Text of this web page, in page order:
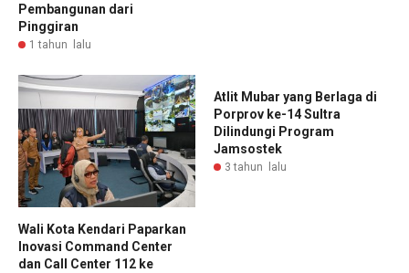
Pembangunan dari
Pinggiran
1 tahun lalu
Wali Kota Kendari Paparkan
Inovasi Command Center
dan Call Center 112 ke
Atlit Mubar yang Berlaga di
Porprov ke-14 Sultra
Dilindungi Program
Jamsostek
3 tahun lalu